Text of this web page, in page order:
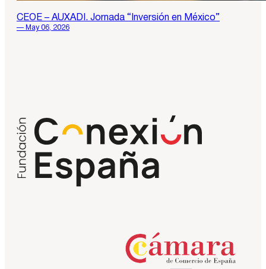
CEOE – AUXADI. Jornada “Inversión en México”
— May 06, 2026